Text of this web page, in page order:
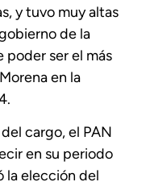
y tuvo muy altas
de la
poder ser el más
en la
cargo, el PAN
en su periodo
la elección del